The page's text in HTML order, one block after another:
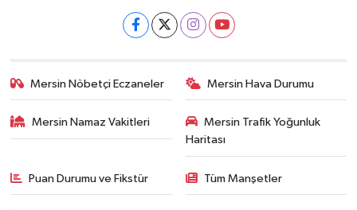
Mersin Nöbetçi Eczaneler Mersin Hava Durumu
Mersin Namaz Vakitleri
Mersin Trafik Yoğunluk
Haritası
Puan Durumu ve Fikstür Tüm Manşetler